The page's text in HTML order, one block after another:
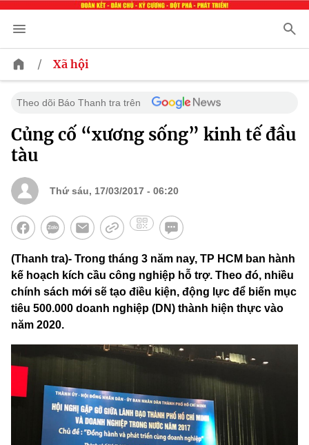
/ Xã hội
Theo dõi Báo Thanh tra trên
Củng cố “xương sống” kinh tế đầu
tàu
Thứ sáu, 17/03/2017 - 06:20
(Thanh tra)- Trong tháng 3 năm nay, TP HCM ban hành
kế hoạch kích cầu công nghiệp hỗ trợ. Theo đó, nhiều
chính sách mới sẽ tạo điều kiện, động lực để biến mục
tiêu 500.000 doanh nghiệp (DN) thành hiện thực vào
năm 2020.